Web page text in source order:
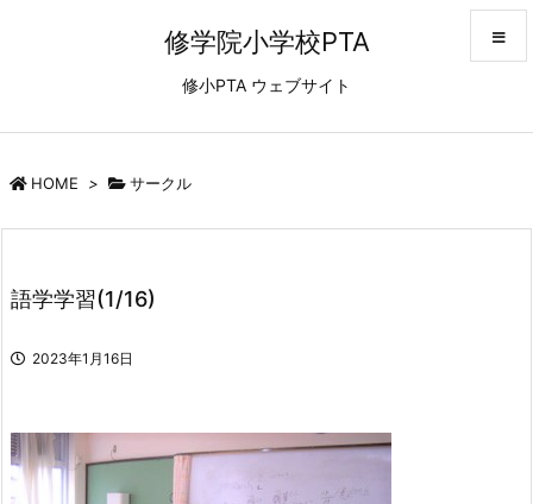
修学院小学校PTA
修小PTA ウェブサイト
HOME > サークル
語学学習(1/16)
2023年1月16日